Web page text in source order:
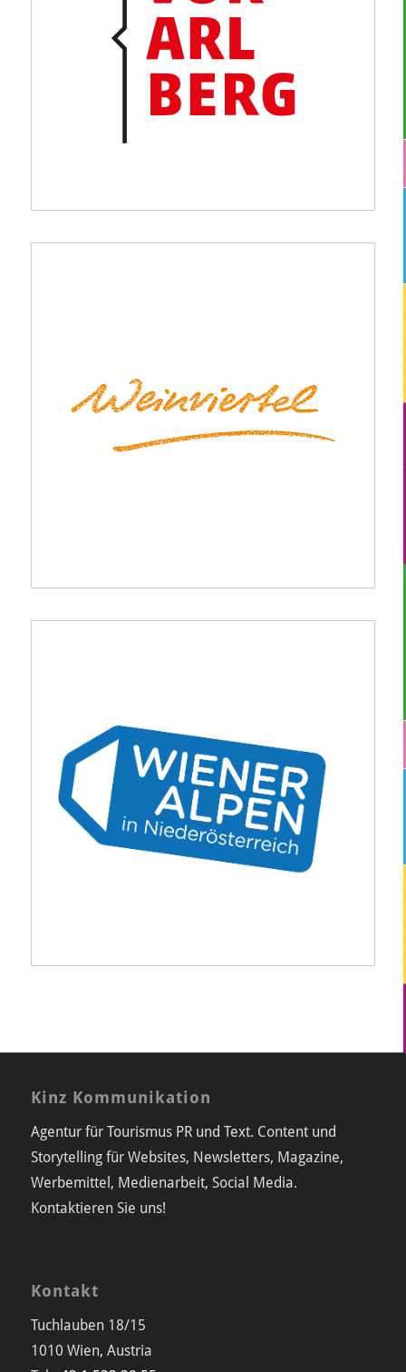
Kinz Kommunikation
Agentur für Tourismus PR und Text. Content und
Storytelling für Websites, Newsletters, Magazine,
Werbemittel, Medienarbeit, Social Media.
Kontaktieren Sie uns!
Kontakt
Tuchlauben 18/15
1010 Wien, Austria